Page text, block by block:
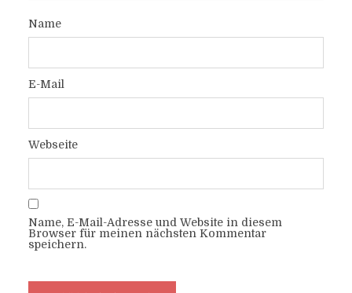
Name
E-Mail
Webseite
Name, E-Mail-Adresse und Website in diesem
Browser für meinen nächsten Kommentar
speichern.